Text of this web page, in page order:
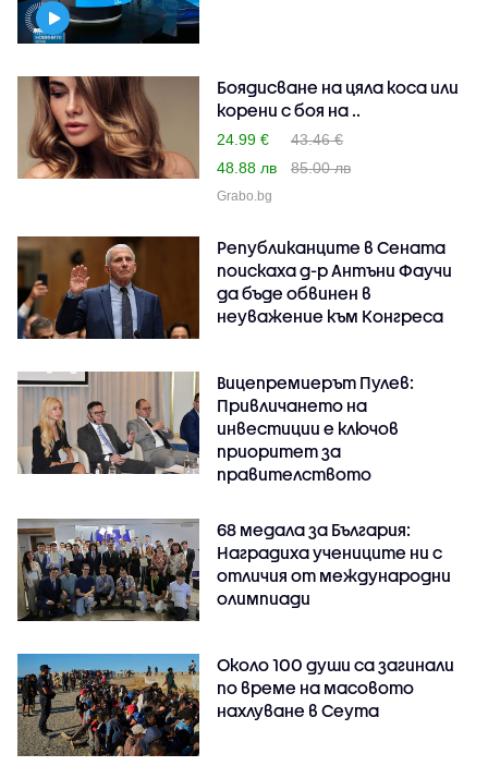
Боядисване на цяла коса или
корени с боя на ..
24.99 €
43.46 €
48.88 лв
85.00 лв
Grabo.bg
Републиканците в Сената
поискаха д-р Антъни Фаучи
да бъде обвинен в
неуважение към Конгреса
Вицепремиерът Пулев:
Привличането на
инвестиции е ключов
приоритет за
правителството
68 медала за България:
Наградиха учениците ни с
отличия от международни
олимпиади
Около 100 души са загинали
по време на масовото
нахлуване в Сеута